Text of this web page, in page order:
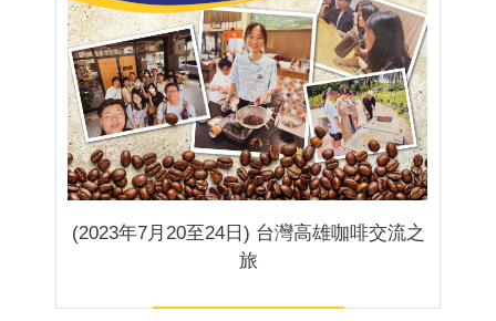
(2023年7月20至24日) 台灣高雄咖啡交流之
旅